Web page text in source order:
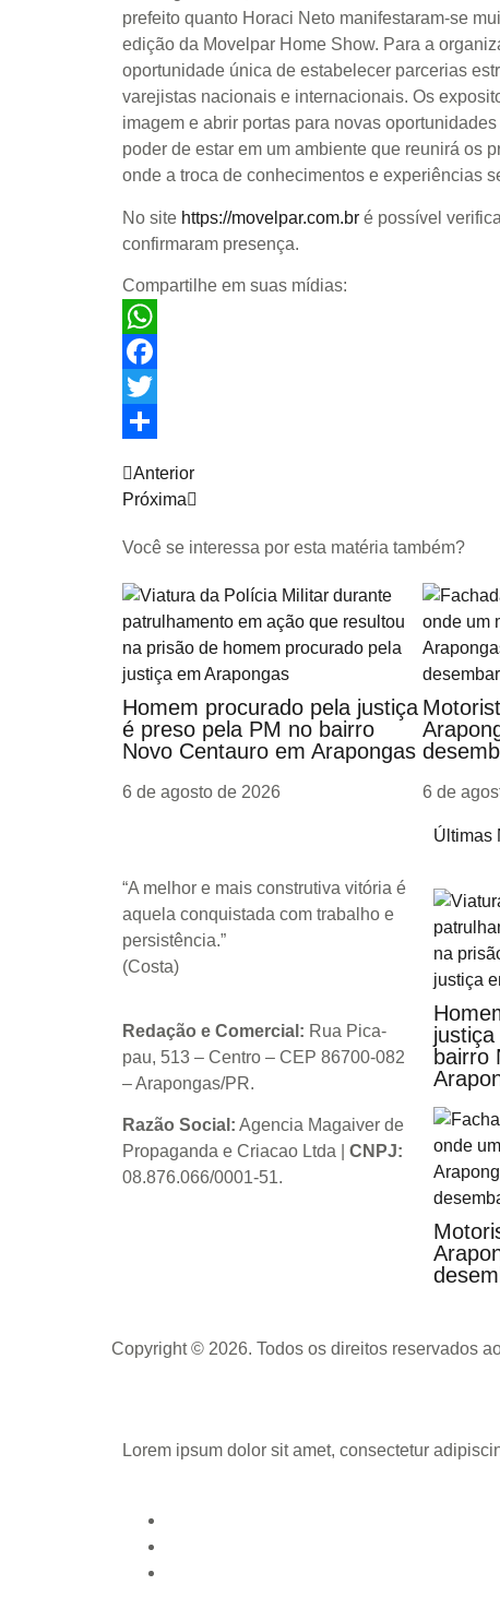
prefeito quanto Horaci Neto manifestaram-se
edição da Movelpar Home Show. Para a
oportunidade única de estabelecer parcerias
varejistas nacionais e internacionais. Os
imagem e abrir portas para novas
poder de estar em um ambiente que reunirá os
onde a troca de conhecimentos e experiências
No site https://movelpar.com.br é possível
confirmaram presença.
Compartilhe em suas mídias:
WhatsApp
Facebook
Twitter
Anterior
Próxima
Você se interessa por esta matéria também?
Homem procurado pela justiça
é preso pela PM no bairro
Novo Centauro em Arapongas
6 de agosto de 2026 6 de
“A melhor e mais construtiva vitória é
aquela conquistada com trabalho e
persistência.”
(Costa)
Redação e Comercial: Rua Pica-
pau, 513 – Centro – CEP 86700-082
– Arapongas/PR.
Razão Social: Agencia Magaiver de
Propaganda e Criacao Ltda
CNPJ:
08.876.066/0001-51.
Últimas
bairro
Copyright © 2026. Todos os direitos reservados
Lorem ipsum dolor sit amet, consectetur